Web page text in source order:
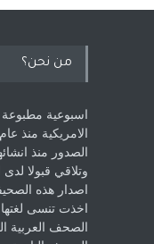
من نحن؟
اسبوعية مطبوعة
الصدور منذ
‏وتلاقي قبولا
اصدار هذه
اخذت ‏تنسى لغتها
الصحف العربية